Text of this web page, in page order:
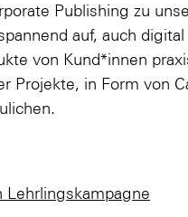
Publishing zu
auf, auch
von Kund*innen
Projekte, in Form von
Lehrlingskampagne